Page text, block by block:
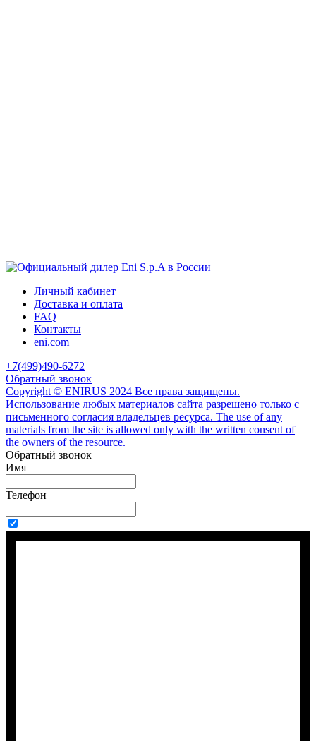
Личный кабинет
Доставка и оплата
FAQ
Контакты
eni.com
+7(499)490-6272
Обратный звонок
Copyright © ENIRUS 2024 Все права защищены.
Использование любых материалов сайта разрешено только с
письменного согласия владельцев ресурса. The use of any
materials from the site is allowed only with the written consent of
the owners of the resource.
Обратный звонок
Имя
Телефон